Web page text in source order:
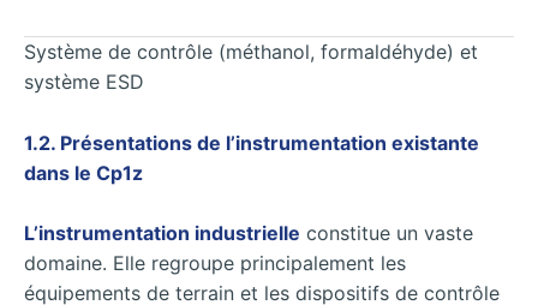
Système de contrôle (méthanol, formaldéhyde) et
système ESD
1.2. Présentations de l’instrumentation existante
dans le Cp1z
L’instrumentation industrielle constitue un vaste
domaine. Elle regroupe principalement les
équipements de terrain et les dispositifs de contrôle